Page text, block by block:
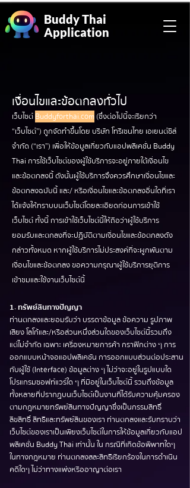
Buddy Thai
Application
เงื่อนไขและข้อตกลงทั่วไป
เว็บไซต์ Buddyforthai.com (ซึ่งต่อไปนี้จะเรียกว่า
“เว็บไซต์”) ถูกจัดทำขึ้นโดย บริษัท โทรีเซนไทย เอเยนต์ซีส์
จำกัด (“เรา”) เพื่อให้ข้อมูลเกี่ยวกับแอปพลิเคชั่น Buddy
Thai การใช้เว็บไซต์ของผู้ใช้บริการจะอยู่ภายใต้เงื่อนไข
และข้อตกลงนี้ ดังนั้นผู้ใช้บริการจึงควรศึกษาเงื่อนไขและ
ข้อตกลงฉบับนี้ และ/ หรือเงื่อนไขและข้อตกลงอื่นใดที่เรา
ได้แจ้งให้ทราบบนเว็บไซต์โดยละเอียดก่อนการเข้าใช้
เว็บไซต์ ทั้งนี้ การเข้าใช้เว็บไซต์นี้ให้ถือว่าผู้ใช้บริการ
ยอมรับและตกลงที่จะปฏิบัติตามเงื่อนไขและข้อตกลงดัง
กล่าวทั้งหมด หากผู้ใช้บริการไม่ประสงค์ที่จะผูกพันตาม
เงื่อนไขและข้อตกลง ขอความกรุณาผู้ใช้บริการยุติการ
เข้าชมและใช้งานเว็บไซต์นี้
1. ทรัพย์สินทางปัญญา
ท่านตกลงและยอมรับว่า บรรดาข้อมูล ข้อความ รูปภาพ
เสียง โลโก้และ/หรือส่วนหนึ่งส่วนใดของเว็บไซต์นี้รวมถึง
แต่ไม่จำกัด เฉพาะ เครื่องหมายการค้า กราฟิกต่าง ๆ การ
ออกแบบหน้าจอแอปพลิเคชัน การออกแบบส่วนต่อประสาน
กับผู้ใช้ (Interface) ข้อมูลต่าง ๆ ไม่ว่าจะอยู่ในรูปแบบใด
โปรแกรมซอฟท์แวร์ใด ๆ ที่มีอยู่ในเว็บไซต์นี้ รวมถึงข้อมูล
ทั้งหลายที่ปรากฏบนเว็บไซต์เป็นงานที่ได้รับความคุ้มครอง
ตามกฎหมายทรัพย์สินทางปัญญาซึ่งเป็นกรรมสิทธิ์
ลิขสิทธิ์ สิทธิและทรัพย์สินของเรา ท่านตกลงและรับทราบว่า
เว็บไซต์ของเราเป็นเพียงเว็บไซต์ในการให้ข้อมูลเกี่ยวกับแอป
พลิเคชั่น Buddy Thai เท่านั้น ใน กรณีที่เกิดข้อพิพาทใดๆ
ในทางกฎหมาย ท่านตกลงสละสิทธิเรียกร้องในการดำเนิน
คดีใดๆ ไม่ว่าทางแพ่งหรืออาญาต่อเรา